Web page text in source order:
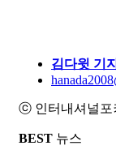
김다윗 기
ⓒ 인터내셔널포
BEST 뉴스